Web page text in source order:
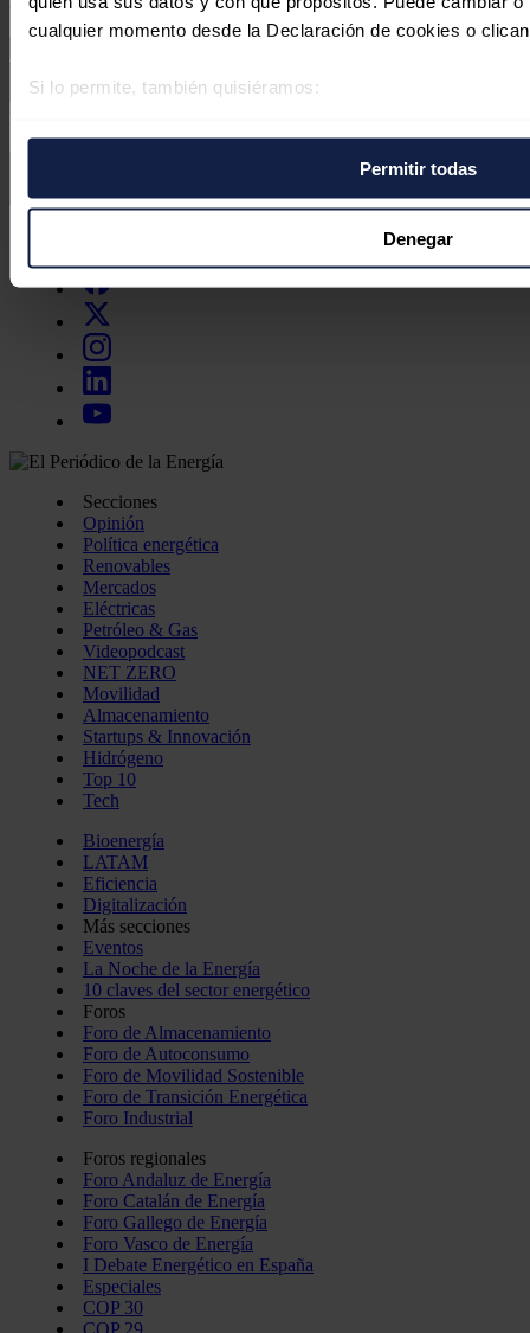
cualquier momento desde la Declaración de cookies o
Si lo permite, también quisiéramos:
Identificar su dispositivo analizándolo activamente
específicas (huellas digitales)
Obtenga más información sobre cómo se procesan sus
preferencias en lasección de datos. Puede cambiar o
momento en la Declaración de cookies.
Las cookies de este sitio web se usan para personalizar el
funciones de redes sociales y analizar el tráfico. Además,
uso que haga del sitio web con nuestros partners de redes
recopilado a partir del uso que haya hecho de sus servicios.
Permitir todas
Denegar
campos son obligatorios
privacidadyTérminos de serviciode Google aplican.
Enviar comentario
Secciones
Opinión
Política energética
Renovables
Mercados
Eléctricas
Petróleo & Gas
Videopodcast
NET ZERO
Movilidad
Almacenamiento
Startups & Innovación
Hidrógeno
Top 10
Tech
Bioenergía
LATAM
Eficiencia
Digitalización
Más secciones
Eventos
La Noche de la Energía
10 claves del sector energético
Foros
Foro de Almacenamiento
Foro de Autoconsumo
Foro de Movilidad Sostenible
Foro de Transición Energética
Foro Industrial
Foros regionales
Foro Andaluz de Energía
Foro Catalán de Energía
Foro Gallego de Energía
Foro Vasco de Energía
I Debate Energético en España
Especiales
COP 30
COP 29